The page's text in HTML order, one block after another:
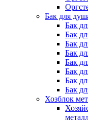
Бак для
Бак
Бак
Бак
Бак
Бак
Бак
Бак
Бак
Хозблок